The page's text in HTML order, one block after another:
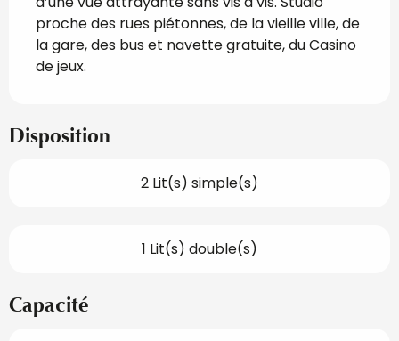
proche des rues piétonnes, de la vieille ville, de
la gare, des bus et navette gratuite, du Casino
de jeux.
Disposition
2 Lit(s) simple(s)
1 Lit(s) double(s)
Capacité